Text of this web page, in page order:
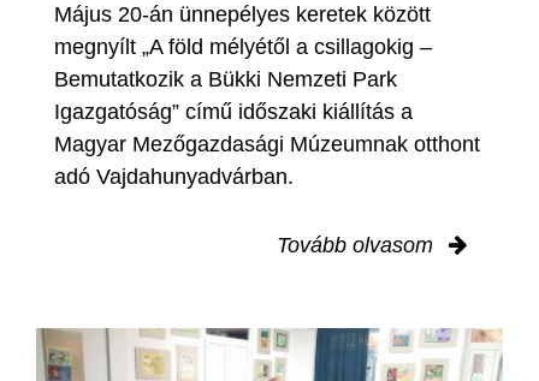
Május 20-án ünnepélyes keretek között
megnyílt „A föld mélyétől a csillagokig –
Bemutatkozik a Bükki Nemzeti Park
Igazgatóság” című időszaki kiállítás a
Magyar Mezőgazdasági Múzeumnak otthont
adó Vajdahunyadvárban.
Tovább olvasom